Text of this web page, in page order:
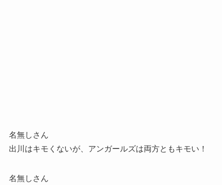
名無しさん
出川はキモくないが、アンガールズは両方ともキモい！
名無しさん